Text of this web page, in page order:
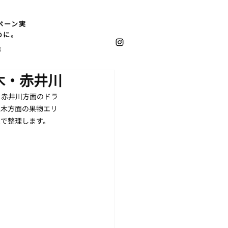
ーン実
。
赤井川
井川方面のドラ
方面の果物エリ
整理します。